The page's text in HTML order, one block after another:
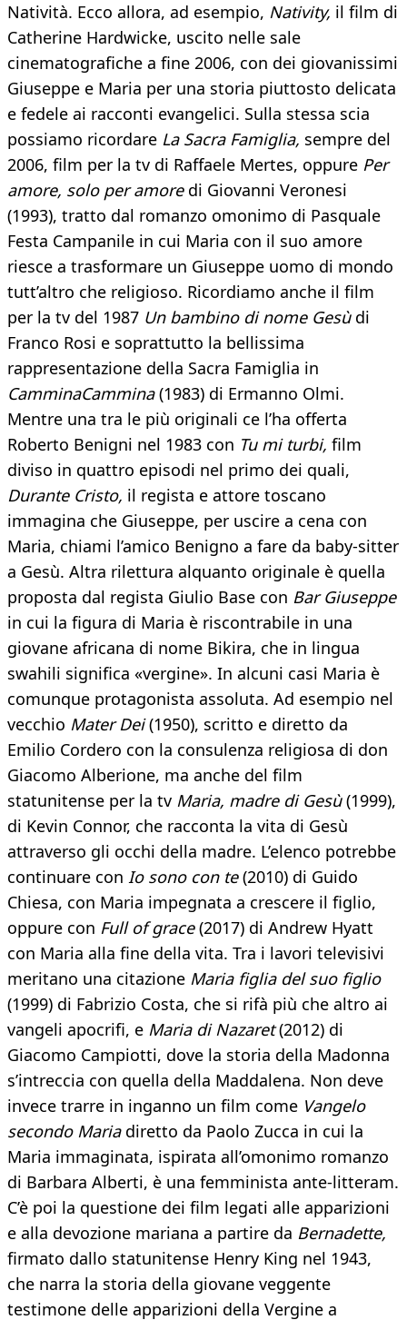
Natività. Ecco allora, ad esempio, Nativity, il film di
Catherine Hardwicke, uscito nelle sale
cinematografiche a fine 2006, con dei giovanissimi
Giuseppe e Maria per una storia piuttosto delicata
e fedele ai racconti evangelici. Sulla stessa scia
possiamo ricordare La Sacra Famiglia, sempre del
2006, film per la tv di Raffaele Mertes, oppure Per
amore, solo per amoredi Giovanni Veronesi
(1993), tratto dal romanzo omonimo di Pasquale
Festa Campanile in cui Maria con il suo amore
riesce a trasformare un Giuseppe uomo di mondo
tutt’altro che religioso. Ricordiamo anche il film
per la tv del 1987 Un bambino di nome Gesùdi
Franco Rosi e soprattutto la bellissima
rappresentazione della Sacra Famiglia in
CamminaCammina(1983) di Ermanno Olmi.
Mentre una tra le più originali ce l’ha offerta
Roberto Benigni nel 1983 con Tu mi turbi, film
diviso in quattro episodi nel primo dei quali,
Durante Cristo, il regista e attore toscano
immagina che Giuseppe, per uscire a cena con
Maria, chiami l’amico Benigno a fare da baby-sitter
a Gesù. Altra rilettura alquanto originale è quella
proposta dal regista Giulio Base con Bar Giuseppe
in cui la figura di Maria è riscontrabile in una
giovane africana di nome Bikira, che in lingua
swahili significa «vergine». In alcuni casi Maria è
comunque protagonista assoluta. Ad esempio nel
vecchio Mater Dei(1950), scritto e diretto da
Emilio Cordero con la consulenza religiosa di don
Giacomo Alberione, ma anche del film
statunitense per la tv Maria, madre di Gesù(1999),
di Kevin Connor, che racconta la vita di Gesù
attraverso gli occhi della madre. L’elenco potrebbe
continuare con Io sono con te(2010) di Guido
Chiesa, con Maria impegnata a crescere il figlio,
oppure con Full of grace(2017) di Andrew Hyatt
con Maria alla fine della vita. Tra i lavori televisivi
meritano una citazione Maria figlia del suo figlio
(1999) di Fabrizio Costa, che si rifà più che altro ai
vangeli apocrifi, e Maria di Nazaret(2012) di
Giacomo Campiotti, dove la storia della Madonna
s’intreccia con quella della Maddalena. Non deve
invece trarre in inganno un film come Vangelo
secondo Mariadiretto da Paolo Zucca in cui la
Maria immaginata, ispirata all’omonimo romanzo
di Barbara Alberti, è una femminista ante-litteram.
C’è poi la questione dei film legati alle apparizioni
e alla devozione mariana a partire da Bernadette,
firmato dallo statunitense Henry King nel 1943,
che narra la storia della giovane veggente
testimone delle apparizioni della Vergine a